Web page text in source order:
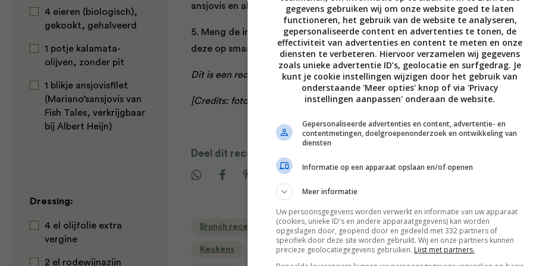
4 eieren (biologisch),
gekookt, gehalveerd
1 potje kalamata-
olijven, zonder pit
1 blikje ansjovisfilet
(Mariano’sansjovis van
Fish Tales, verkrijgbaar
bij Albert Heijn)
Dressing:
4 el olijfolie extra
vergine
2 el rodewijnazijn
ansjovis en als laatste de tonijn op de sla.
5. Meng de ingrediënten voor de dressing, druppel hem over de salade en
deze op smaak met zout en peper.
Dit is een recept van Bart van Olphen.
[Credits: fotografie David Loftus]
Deel dit recept
Bewaar
Brunch recepten Franse recepten Gangen Hoofdgerecht
Keukens Lunch recepten Lunchgerecht Overdag
gegevens gebruiken wij om onze website goed te laten
functioneren, het gebruik van de website te analyseren,
gepersonaliseerde content en advertenties te tonen, de
effectiviteit van advertenties en content te meten en onze
diensten te verbeteren. Hiervoor verzamelen wij gegevens
zoals unieke advertentie ID’s, geolocatie en surfgedrag. Je
kunt je cookie instellingen wijzigen door het gebruik van
onderstaande 'Meer opties' knop of via 'Privacy
instellingen aanpassen' onderaan de website.
Gepersonaliseerde advertenties en content, advertentie- en
contentmetingen, doelgroepenonderzoek en ontwikkeling van
diensten
Informatie op een apparaat opslaan en/of openen
Meer informatie
Uw persoonsgegevens worden verwerkt en informatie van uw apparaat
(cookies, unieke ID's en andere apparaatgegevens) kan worden
opgeslagen door, geopend door en gedeeld met 332 partners of
specifiek door deze site worden gebruikt. Wij en onze partners kunnen
precieze geolocatiegegevens gebruiken. Lijst met partners.